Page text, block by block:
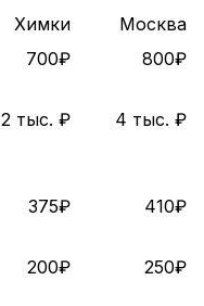
Химки
Москва
700₽ 800₽
2 тыс. ₽ 4 тыс. ₽
375₽ 410₽
200₽ 250₽